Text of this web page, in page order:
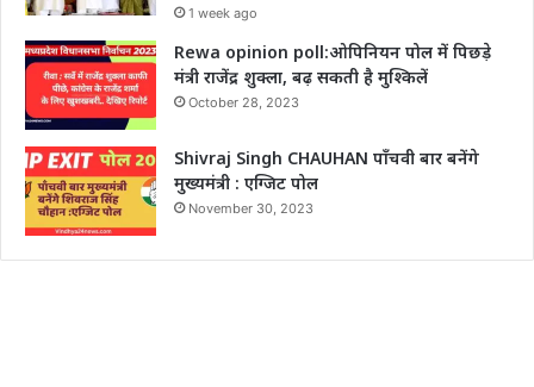
1 week ago
Rewa opinion poll:ओपिनियन पोल में पिछड़े
मंत्री राजेंद्र शुक्ला, बढ़ सकती है मुश्किलें
October 28, 2023
Shivraj Singh CHAUHAN पाँचवी बार बनेंगे
मुख्यमंत्री : एग्जिट पोल
November 30, 2023